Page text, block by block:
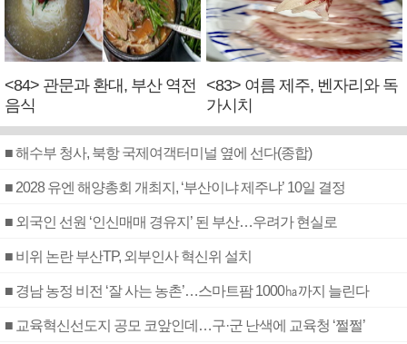
<84> 관문과 환대, 부산 역전
음식
<83> 여름 제주, 벤자리와 독
가시치
■ 해수부 청사, 북항 국제여객터미널 옆에 선다(종합)
■ 2028 유엔 해양총회 개최지, ‘부산이냐 제주냐’ 10일 결정
■ 외국인 선원 ‘인신매매 경유지’ 된 부산…우려가 현실로
■ 비위 논란 부산TP, 외부인사 혁신위 설치
■ 경남 농정 비전 ‘잘 사는 농촌’…스마트팜 1000㏊까지 늘린다
■ 교육혁신선도지 공모 코앞인데…구·군 난색에 교육청 ‘쩔쩔’